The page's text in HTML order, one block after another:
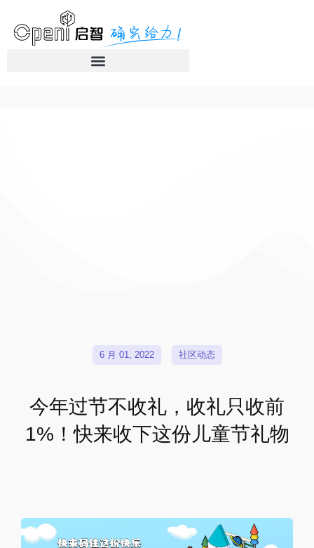
6 月 01, 2022 社区动态
今年过节不收礼，收礼只收前
1%！快来收下这份儿童节礼物